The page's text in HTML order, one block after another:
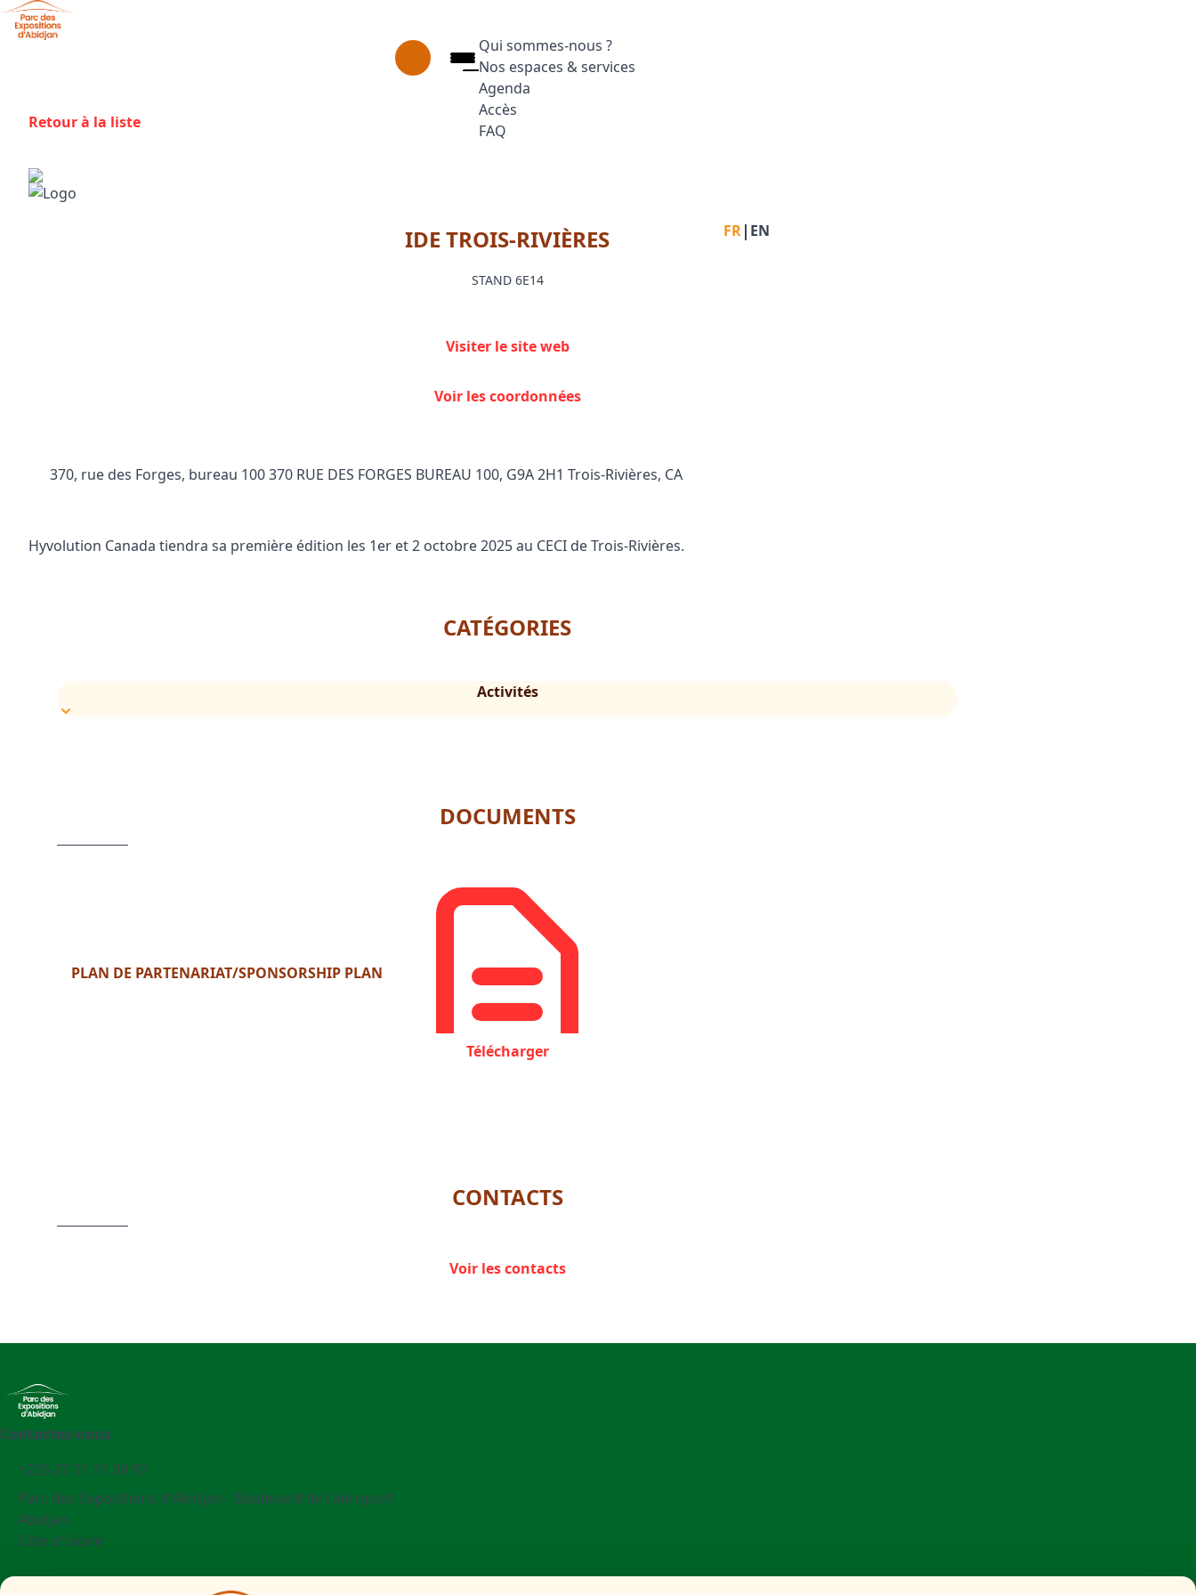
Aller au contenu principal
Qui sommes-nous ?
Nos espaces & services
Agenda
Accès
FAQ
FR| EN
Retour à la liste
IDE TROIS-RIVIÈRES
STAND 6E14
Visiter le site web
Voir les coordonnées
370, rue des Forges, bureau 100 370 RUE DES FORGES BUREAU 100, G9A 2H1 Trois-Rivières, CA
Hyvolution Canada tiendra sa première édition les 1er et 2 octobre 2025 au CECI de Trois-Rivières.
CATÉGORIES
Activités
DOCUMENTS
PLAN DE PARTENARIAT/SPONSORSHIP PLAN
Télécharger
CONTACTS
Voir les contacts
Contactez-nous
+225 27 21 71 09 97
Parc des Expositions d'Abidjan - Boulevard de l'aéroport
Abidjan
Côte d'Ivoire
Panneau de gestion des cookies